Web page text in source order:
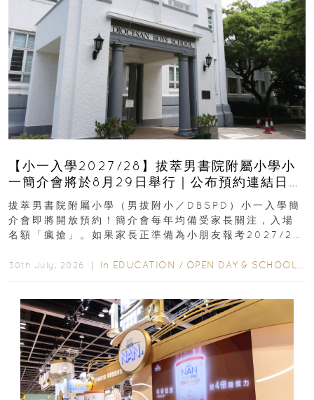
【小一入學2027/28】拔萃男書院附屬小學小
一簡介會將於8月29日舉行｜公布預約連結日期
｜更設有網上重溫
拔萃男書院附屬小學（男拔附小／DBSPD）小一入學簡
介會即將開放預約！簡介會每年均備受家長關注，入場
名額「瘋搶」。如果家長正準備為小朋友報考2027/28
30th July, 2026 ｜ In EDUCATION / OPEN DAY & SCHOOL EVENTS